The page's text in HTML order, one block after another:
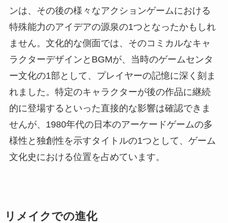
ンは、その後の様々なアクションゲームにおける
特殊能力のアイデアの源泉の1つとなったかもしれ
ません。文化的な側面では、そのコミカルなキャ
ラクターデザインとBGMが、当時のゲームセンタ
ー文化の1部として、プレイヤーの記憶に深く刻ま
れました。特定のキャラクターが後の作品に継続
的に登場するといった直接的な影響は確認できま
せんが、1980年代の日本のアーケードゲームの多
様性と独創性を示すタイトルの1つとして、ゲーム
文化史における位置を占めています。
リメイクでの進化